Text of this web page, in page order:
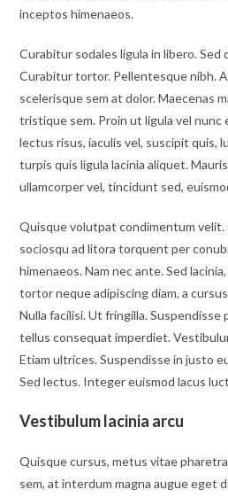
inceptos himenaeos.
Curabitur sodales ligula in libero. Sed
Curabitur tortor. Pellentesque nibh.
scelerisque sem at dolor. Maecenas
tristique sem. Proin ut ligula vel
lectus risus, iaculis vel, suscipit quis,
turpis quis ligula lacinia aliquet.
ullamcorper vel, tincidunt sed,
Quisque volutpat condimentum
sociosqu ad litora torquent per
himenaeos. Nam nec ante. Sed
tortor neque adipiscing diam, a
Nulla facilisi. Ut fringilla.
tellus consequat imperdiet.
Etiam ultrices. Suspendisse in justo
Sed lectus. Integer euismod lacus
Vestibulum lacinia arcu
Quisque cursus, metus vitae
sem, at interdum magna augue eget